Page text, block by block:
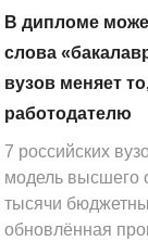
В дипломе
слова
вузов меняет
работодателю
7 российских
модель высшего
тысячи
обновлённая